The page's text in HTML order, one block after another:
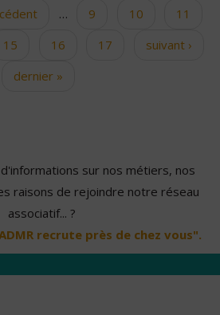
… 9 10
11
15 16 17
suivant ›
dernier »
sur nos métiers, nos
raisons de rejoindre notre réseau
associatif... ?
recrute près de chez vous".